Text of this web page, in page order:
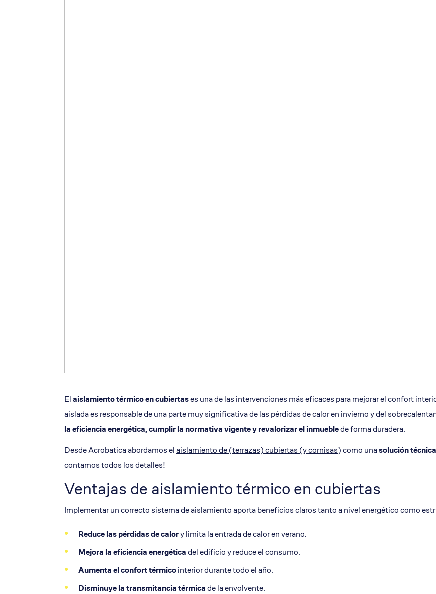
Elaislamiento térmico en cubiertases una de las intervenciones más eficaces para mejorar el confort
aislada es responsable de una parte muy significativa de las pérdidas de calor en invierno y del
la eficiencia energética, cumplir la normativa vigente y revalorizar el inmueblede forma duradera.
Desde Acrobatica abordamos elaislamiento de (terrazas) cubiertas (y cornisas)como unasolución
contamos todos los detalles!
Ventajas de aislamiento térmico en cubiertas
Implementar un correcto sistema de aislamiento aporta beneficios claros tanto a nivel energético como
Reduce las pérdidas de calory limita la entrada de calor en verano.
Mejora laeficiencia energéticadel edificio y reduce el consumo.
Aumenta el confort térmicointerior durante todo el año.
Disminuye latransmitancia térmicade la envolvente.